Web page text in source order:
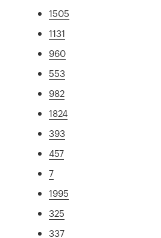
1505
1131
960
553
982
1824
393
457
7
1995
325
337